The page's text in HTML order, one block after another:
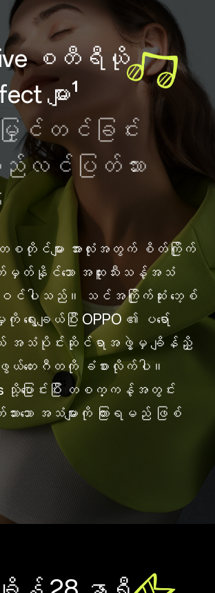
စတီရီယို
များ¹
င်တင်ခြင်း
လင်ပြတ်သား
တိုင်များ အားလုံးအတွက် စိတ်ကြိုက်
တ်နိုင်သော အထူးသီးသန့်အသံ
ပါဝင်ပါသည်။ သင်အကြိုက်ဆုံး ဘေ့စ်
းချယ်ပြီး OPPO ၏ ပရော်
သံပိုင်းဆိုင်ရာအဖွဲ့မှ ချိန်ညှိ
ယ်တေးဂီတကို ခံစားလိုက်ပါ။
သို့ပြောင်းပြီး တစက္ကန့်အတွင်း
းသော အသံများကို ကြားရမည် ဖြစ်